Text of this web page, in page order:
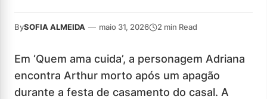
BySOFIA ALMEIDA — maio 31, 2026 2 min Read
Em ‘Quem ama cuida’, a personagem Adriana
encontra Arthur morto após um apagão
durante a festa de casamento do casal. A